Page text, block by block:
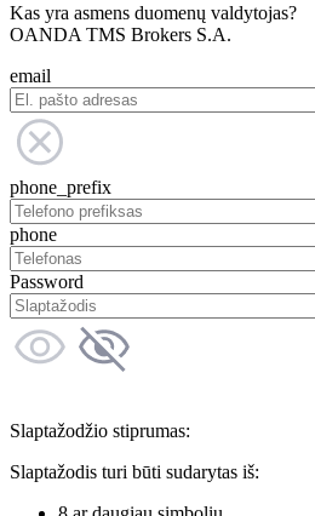
Kas yra asmens duomenų valdytojas?
OANDA TMS Brokers S.A.
email
phone_prefix
phone
Password
Slaptažodžio stiprumas:
Slaptažodis turi būti sudarytas iš: